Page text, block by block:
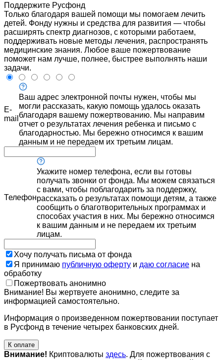
Поддержите Русфонд
Только благодаря вашей помощи мы помогаем лечить
детей. Фонду нужны и средства для развития — чтобы
расширять спектр диагнозов, с которыми работаем,
поддерживать новые методы лечения, распространять
медицинские знания. Любое ваше пожертвование
поможет нам лучше, полнее, быстрее выполнять наши
задачи.
E-
mail
Ваш адрес электронной почты нужен, чтобы мы
могли рассказать, какую помощь удалось оказать
благодаря вашему пожертвованию. Мы направим
отчет о результатах лечения ребенка и письмо с
благодарностью. Мы бережно относимся к вашим
данным и не передаем их третьим лицам.
Телефон
Укажите номер телефона, если вы готовы
получать звонки от фонда. Мы можем связаться
с вами, чтобы поблагодарить за поддержку,
рассказать о результатах помощи детям, а также
сообщить о благотворительных программах и
способах участия в них. Мы бережно относимся
к вашим данным и не передаем их третьим
лицам.
Хочу получать письма от фонда
Я принимаю публичную оферту и даю согласие на
обработку
Пожертвовать анонимно
Внимание! Вы жертвуете анонимно, следите за
информацией самостоятельно.
Информация о произведенном пожертвовании поступает
в Русфонд в течение четырех банковских дней.
К оплате
Внимание! Криптовалюты здесь. Для пожертвования с